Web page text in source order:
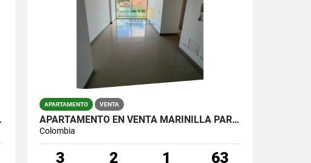
APARTAMENTO VENTA
APARTAMENTO EN VENTA MARINILLA PARA ESTRENAR
Colombia
3 2 1 63